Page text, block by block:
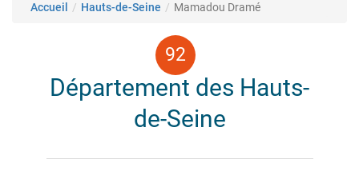
Fil d'Ariane
Accueil Hauts-de-Seine Mamadou Dramé
Département des Hauts-
de-Seine